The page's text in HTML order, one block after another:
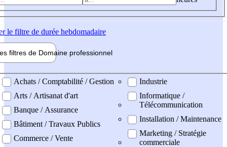
le filtre de durée hebdomadaire
filtres de Domaine professionnel
professionel
Achats / Comptabilité / Gestion
Arts / Artisanat d'art
Banque / Assurance
Bâtiment / Travaux Publics
Commerce / Vente
Industrie
Informatique /
Télécommunication
Installation / Maintenance
Marketing / Stratégie
commerciale